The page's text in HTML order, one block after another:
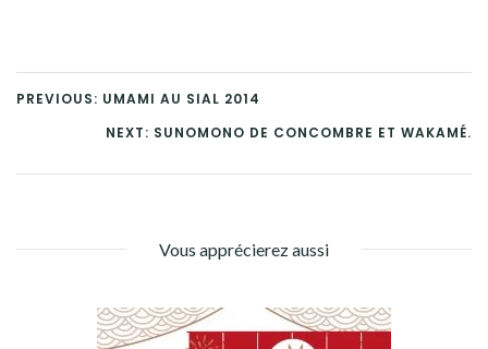
PREVIOUS: UMAMI AU SIAL 2014
NEXT: SUNOMONO DE CONCOMBRE ET WAKAMÉ.
Vous apprécierez aussi